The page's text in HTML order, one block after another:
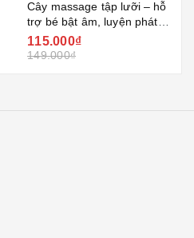
Cây massage tập lưỡi – hỗ
trợ bé bật âm, luyện phát
âm rõ hơn
115.000₫
149.000₫